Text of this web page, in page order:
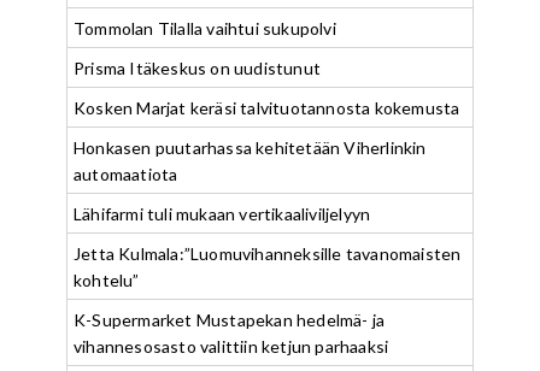
Tommolan Tilalla vaihtui sukupolvi
Prisma Itäkeskus on uudistunut
Kosken Marjat keräsi talvituotannosta kokemusta
Honkasen puutarhassa kehitetään Viherlinkin
automaatiota
Lähifarmi tuli mukaan vertikaaliviljelyyn
Jetta Kulmala:”Luomuvihanneksille tavanomaisten
kohtelu”
K-Supermarket Mustapekan hedelmä- ja
vihannesosasto valittiin ketjun parhaaksi